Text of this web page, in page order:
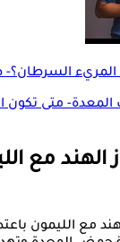
متى تكون
الهند مع
مع الليمون